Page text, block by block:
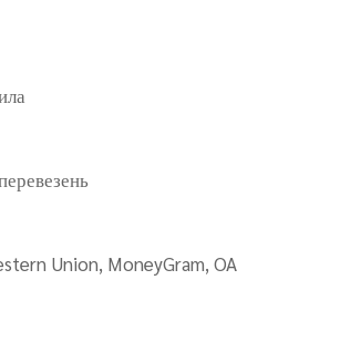
Union, MoneyGram, OA